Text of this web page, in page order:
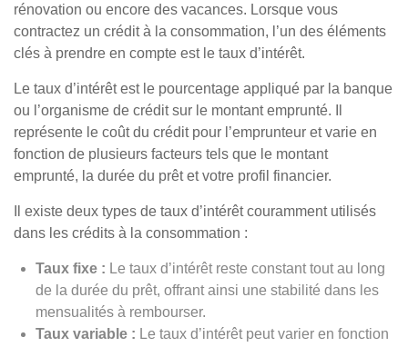
rénovation ou encore des vacances. Lorsque vous
contractez un crédit à la consommation, l’un des éléments
clés à prendre en compte est le taux d’intérêt.
Le taux d’intérêt est le pourcentage appliqué par la banque
ou l’organisme de crédit sur le montant emprunté. Il
représente le coût du crédit pour l’emprunteur et varie en
fonction de plusieurs facteurs tels que le montant
emprunté, la durée du prêt et votre profil financier.
Il existe deux types de taux d’intérêt couramment utilisés
dans les crédits à la consommation :
Taux fixe : Le taux d’intérêt reste constant tout au long
de la durée du prêt, offrant ainsi une stabilité dans les
mensualités à rembourser.
Taux variable : Le taux d’intérêt peut varier en fonction